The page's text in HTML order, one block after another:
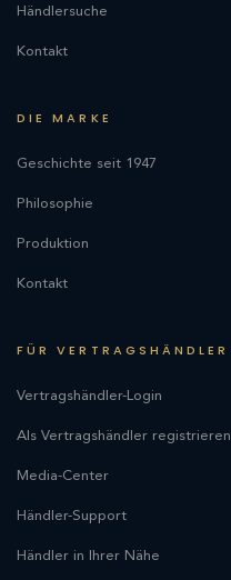
Händlersuche
Kontakt
DIE MARKE
Geschichte seit 1947
Philosophie
Produktion
Kontakt
FÜR VERTRAGSHÄNDLER
Vertragshändler-Login
Als Vertragshändler registrieren
Media-Center
Händler-Support
Händler in Ihrer Nähe